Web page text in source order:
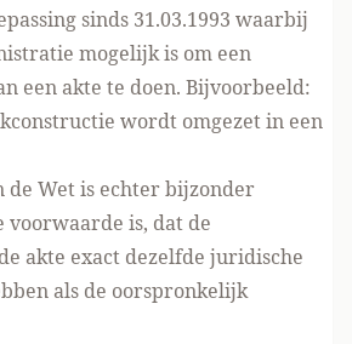
sinds 31.03.1993 waarbij
mogelijk is om een
een akte te doen. Bijvoorbeeld:
wordt omgezet in een
de Wet is echter bijzonder
is, dat de
akte exact dezelfde juridische
als de oorspronkelijk